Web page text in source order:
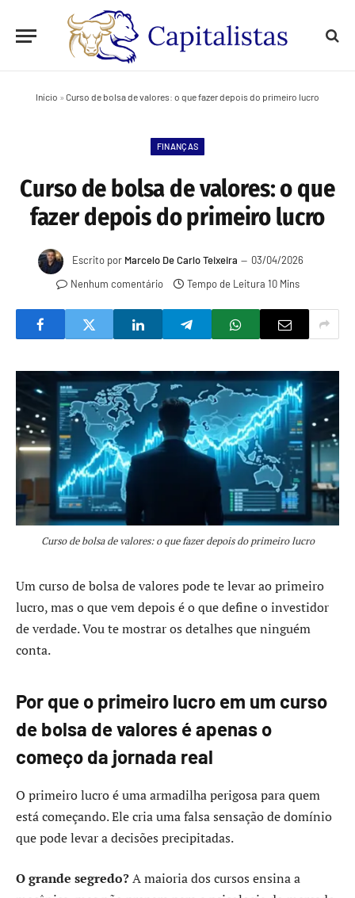
Início » Curso de bolsa de valores: o que fazer depois do primeiro lucro
FINANÇAS
Curso de bolsa de valores: o que
fazer depois do primeiro lucro
Escrito por Marcelo De Carlo Teixeira
03/04/2026
Nenhum comentário
Tempo de Leitura 10 Mins
Curso de bolsa de valores: o que fazer depois do primeiro lucro
Um curso de bolsa de valores pode te levar ao primeiro
lucro, mas o que vem depois é o que define o investidor
de verdade. Vou te mostrar os detalhes que ninguém
conta.
Por que o primeiro lucro em um curso
de bolsa de valores é apenas o
começo da jornada real
O primeiro lucro é uma armadilha perigosa para quem
está começando. Ele cria uma falsa sensação de domínio
que pode levar a decisões precipitadas.
O grande segredo?A maioria dos cursos ensina a